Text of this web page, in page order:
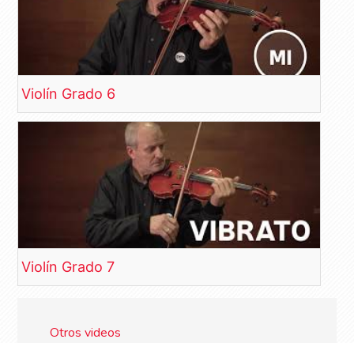
Violín Grado 6
Violín Grado 7
Otros videos